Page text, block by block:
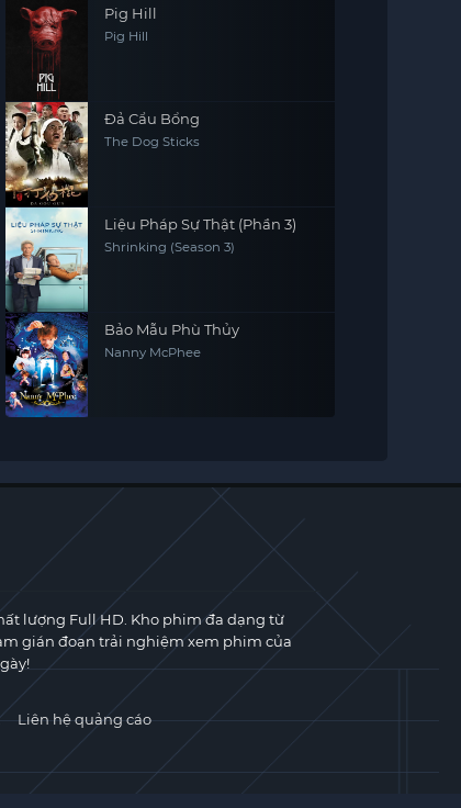
Pig Hill
Pig Hill
Đả Cẩu Bổng
The Dog Sticks
Liệu Pháp Sự Thật (Phần 3)
Shrinking (Season 3)
Bảo Mẫu Phù Thủy
Nanny McPhee
lượng Full HD. Kho phim đa dạng từ
gián đoạn trải nghiệm xem phim của
Liên hệ quảng cáo